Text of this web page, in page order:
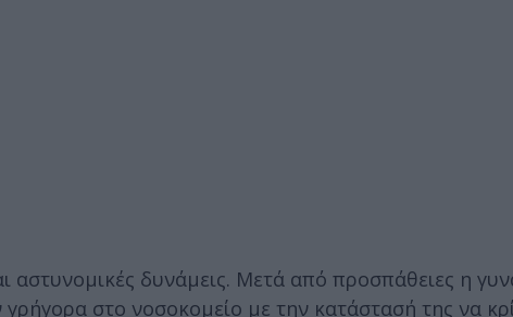
δυνάμεις. Μετά από προσπάθειες η
στο νοσοκομείο με την κατάστασή της να